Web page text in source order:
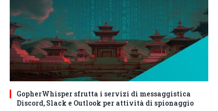
GopherWhisper sfrutta i servizi di messaggistica
Discord, Slack e Outlook per attività di spionaggio